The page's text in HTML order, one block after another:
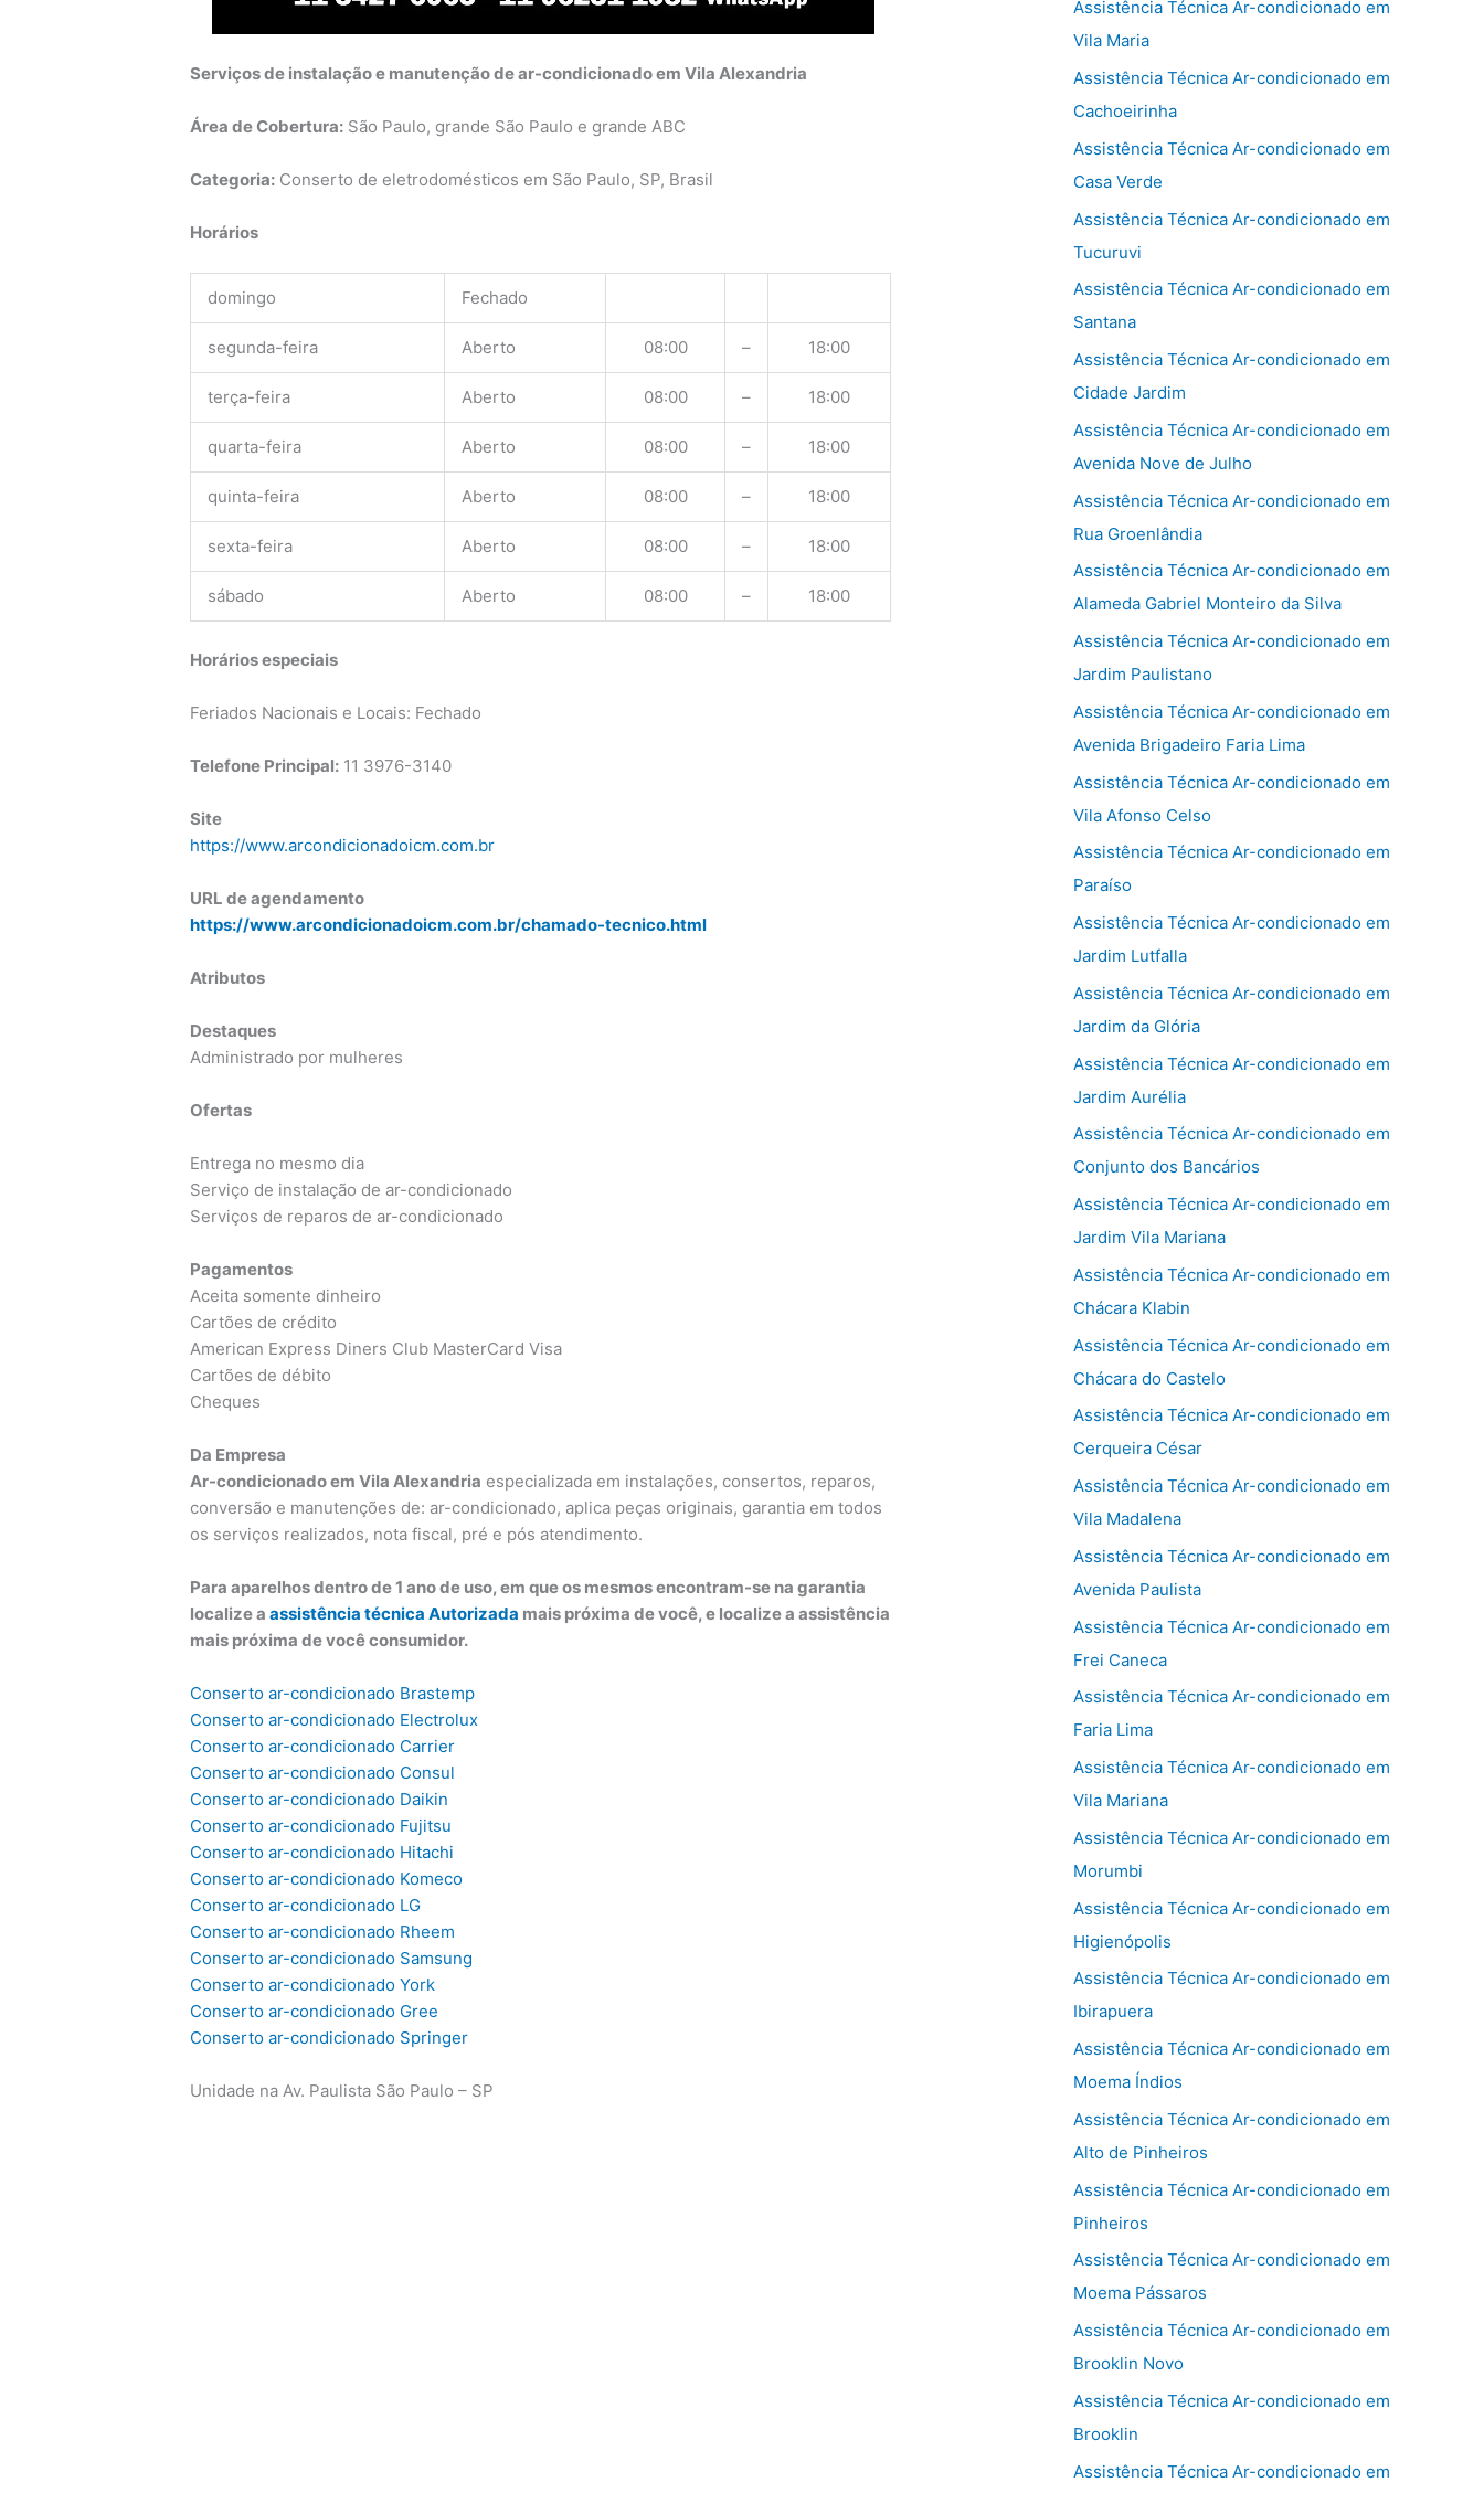
Serviços de instalação e manutenção de ar-condicionado em Vila Alexandria
Área de Cobertura: São Paulo, grande São Paulo e grande ABC
Categoria: Conserto de eletrodomésticos em São Paulo, SP, Brasil
Horários
domingo Fechado
segunda-feira Aberto 08:00 – 18:00
terça-feira Aberto 08:00 – 18:00
quarta-feira Aberto 08:00 – 18:00
quinta-feira Aberto 08:00 – 18:00
sexta-feira Aberto 08:00 – 18:00
sábado Aberto 08:00 – 18:00
Horários especiais
Feriados Nacionais e Locais: Fechado
Telefone Principal: 11 3976-3140
Site
https://www.arcondicionadoicm.com.br
URL de agendamento
https://www.arcondicionadoicm.com.br/chamado-tecnico.html
Atributos
Destaques
Administrado por mulheres
Ofertas
Entrega no mesmo dia
Serviço de instalação de ar-condicionado
Serviços de reparos de ar-condicionado
Pagamentos
Aceita somente dinheiro
Cartões de crédito
American Express Diners Club MasterCard Visa
Cartões de débito
Cheques
Da Empresa
Ar-condicionado em Vila Alexandria especializada em instalações, consertos, reparos,
conversão e manutenções de: ar-condicionado, aplica peças originais, garantia em todos
os serviços realizados, nota fiscal, pré e pós atendimento.
Para aparelhos dentro de 1 ano de uso, em que os mesmos encontram-se na garantia
localize aassistência técnica Autorizada mais próxima de você, e localize a assistência
mais próxima de você consumidor.
Conserto ar-condicionado Brastemp
Conserto ar-condicionado Electrolux
Conserto ar-condicionado Carrier
Conserto ar-condicionado Consul
Conserto ar-condicionado Daikin
Conserto ar-condicionado Fujitsu
Conserto ar-condicionado Hitachi
Conserto ar-condicionado Komeco
Conserto ar-condicionado LG
Conserto ar-condicionado Rheem
Conserto ar-condicionado Samsung
Conserto ar-condicionado York
Conserto ar-condicionado Gree
Conserto ar-condicionado Springer
Unidade na Av. Paulista São Paulo – SP
Assistência Técnica Ar-condicionado em
Vila Maria
Assistência Técnica Ar-condicionado em
Cachoeirinha
Assistência Técnica Ar-condicionado em
Casa Verde
Assistência Técnica Ar-condicionado em
Tucuruvi
Assistência Técnica Ar-condicionado em
Santana
Assistência Técnica Ar-condicionado em
Cidade Jardim
Assistência Técnica Ar-condicionado em
Avenida Nove de Julho
Assistência Técnica Ar-condicionado em
Rua Groenlândia
Assistência Técnica Ar-condicionado em
Alameda Gabriel Monteiro da Silva
Assistência Técnica Ar-condicionado em
Jardim Paulistano
Assistência Técnica Ar-condicionado em
Avenida Brigadeiro Faria Lima
Assistência Técnica Ar-condicionado em
Vila Afonso Celso
Assistência Técnica Ar-condicionado em
Paraíso
Assistência Técnica Ar-condicionado em
Jardim Lutfalla
Assistência Técnica Ar-condicionado em
Jardim da Glória
Assistência Técnica Ar-condicionado em
Jardim Aurélia
Assistência Técnica Ar-condicionado em
Conjunto dos Bancários
Assistência Técnica Ar-condicionado em
Jardim Vila Mariana
Assistência Técnica Ar-condicionado em
Chácara Klabin
Assistência Técnica Ar-condicionado em
Chácara do Castelo
Assistência Técnica Ar-condicionado em
Cerqueira César
Assistência Técnica Ar-condicionado em
Vila Madalena
Assistência Técnica Ar-condicionado em
Avenida Paulista
Assistência Técnica Ar-condicionado em
Frei Caneca
Assistência Técnica Ar-condicionado em
Faria Lima
Assistência Técnica Ar-condicionado em
Vila Mariana
Assistência Técnica Ar-condicionado em
Morumbi
Assistência Técnica Ar-condicionado em
Higienópolis
Assistência Técnica Ar-condicionado em
Ibirapuera
Assistência Técnica Ar-condicionado em
Moema Índios
Assistência Técnica Ar-condicionado em
Alto de Pinheiros
Assistência Técnica Ar-condicionado em
Pinheiros
Assistência Técnica Ar-condicionado em
Moema Pássaros
Assistência Técnica Ar-condicionado em
Brooklin Novo
Assistência Técnica Ar-condicionado em
Brooklin
Assistência Técnica Ar-condicionado em